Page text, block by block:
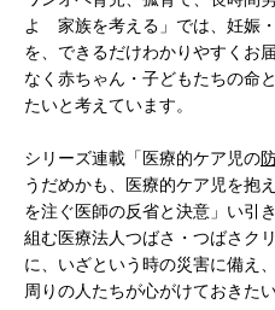
よ 家族を考える」では、妊娠
を、できるだけわかりやすくお
なく赤ちゃん・子どもたちの命
たいと考えています。
シリーズ連載「医療的ケア児の
うだめかも、医療的ケア児を
を注ぐ医師の反省と決意」い引
組む医療法人つばさ・つばさク
に、いざという時の災害に備え
周りの人たちが心がけておきた